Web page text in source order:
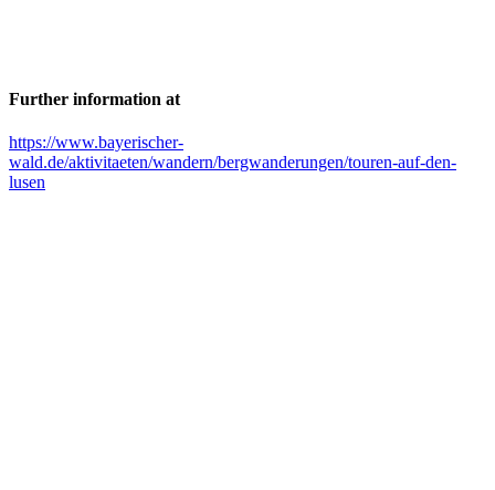
Further information at
https://www.bayerischer-
wald.de/aktivitaeten/wandern/bergwanderungen/touren-auf-den-
lusen